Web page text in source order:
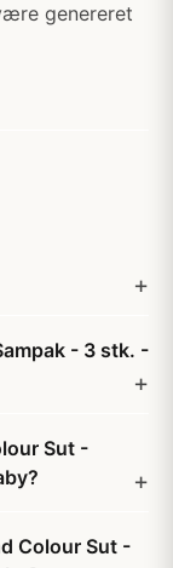
genereret
- 3 stk. -
Sut -
Colour Sut -